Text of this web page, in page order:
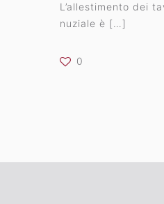
L’allestimento dei
nuziale è […]
0